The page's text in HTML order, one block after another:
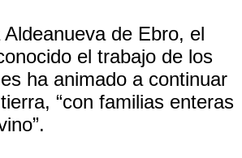
de Ebro, el
el trabajo de los
ha animado a continuar
“con familias enteras